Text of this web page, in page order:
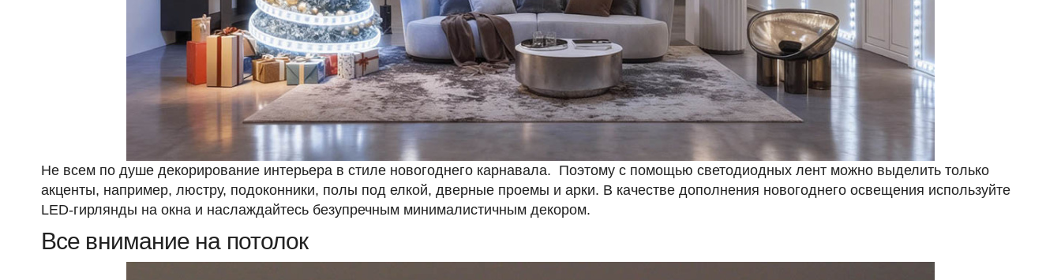
Не всем по душе декорирование интерьера в стиле новогоднего карнавала. Поэтому с помощью светодиодных лент можно выделить только
акценты, например, люстру, подоконники, полы под елкой, дверные проемы и арки. В качестве дополнения новогоднего освещения используйте
LED-гирлянды на окна и наслаждайтесь безупречным минималистичным декором.
Все внимание на потолок